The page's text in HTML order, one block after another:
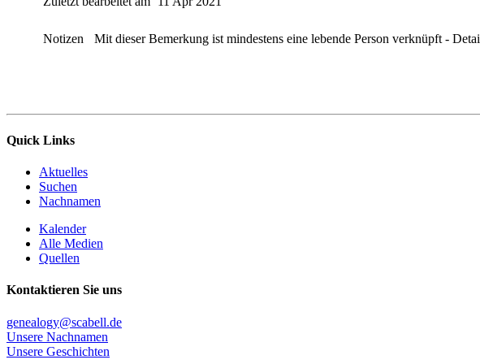
Notizen Mit dieser Bemerkung ist mindestens eine lebende Person verknüpft -
Quick Links
Aktuelles
Suchen
Nachnamen
Kalender
Alle Medien
Quellen
Kontaktieren Sie uns
genealogy@scabell.de
Unsere Nachnamen
Unsere Geschichten